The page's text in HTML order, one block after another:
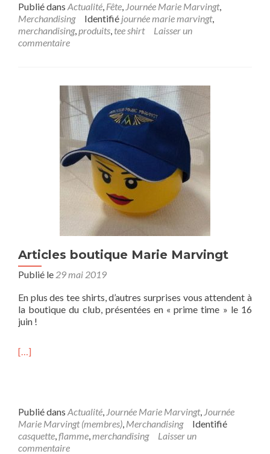
Publié dans Actualité, Fête, Journée Marie Marvingt,
Merchandising
Identifié journée marie marvingt,
merchandising,produits, tee shirt
Laisser un
commentaire
Articles boutique Marie Marvingt
Publié le 29 mai 2019
En plus des tee shirts, d’autres surprises vous attendent à
la boutique du club, présentées en « prime time » le 16
juin !
[…]
Publié dans Actualité, Journée Marie Marvingt, Journée
Marie Marvingt (membres), Merchandising
Identifié
casquette,flamme,merchandising
Laisser un
commentaire